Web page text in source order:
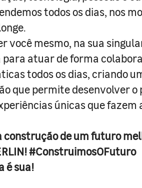
todos os dias, nos
você mesmo, na sua
para atuar de forma
todos os dias, criando
que permite desenvolver o
únicas que fazem
construção de um futuro
#ConstruimosOFuturo
é sua!